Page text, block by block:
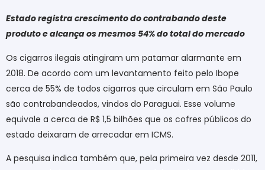
Estado registra crescimento do contrabando deste
produto e alcança os mesmos 54% do total do mercado
Os cigarros ilegais atingiram um patamar alarmante em
2018. De acordo com um levantamento feito pelo Ibope
cerca de 55% de todos cigarros que circulam em São Paulo
são contrabandeados, vindos do Paraguai. Esse volume
equivale a cerca de R$ 1,5 bilhões que os cofres públicos do
estado deixaram de arrecadar em ICMS.
A pesquisa indica também que, pela primeira vez desde 2011,